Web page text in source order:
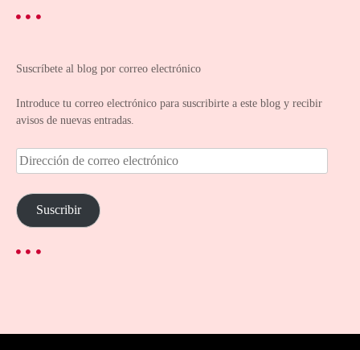
Suscríbete al blog por correo electrónico
Introduce tu correo electrónico para suscribirte a este blog y recibir
avisos de nuevas entradas.
D
i
e
c
i
Suscribir